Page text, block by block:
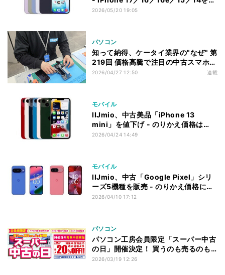
加
2026/05/20 19:05
パソコン
知って納得、ケータイ業界の"なぜ" 第
219回 価格高騰で注目の中古スマホ、
日本人の心理的ハードルをクリアする
2026/04/27 12:50 連載
モバイル
IIJmio、中古美品「iPhone 13
mini」を値下げ - のりかえ価格は
29,800円から
2026/04/24 14:49
モバイル
IIJmio、中古「Google Pixel」シリ
ーズ5機種を販売 - のりかえ価格にも
対応
2026/04/10 17:12
パソコン
パソコン工房会員限定「スーパー中古
の日」開催決定！ 買うのも売るのも
パワーアップ
2026/03/19 12:26